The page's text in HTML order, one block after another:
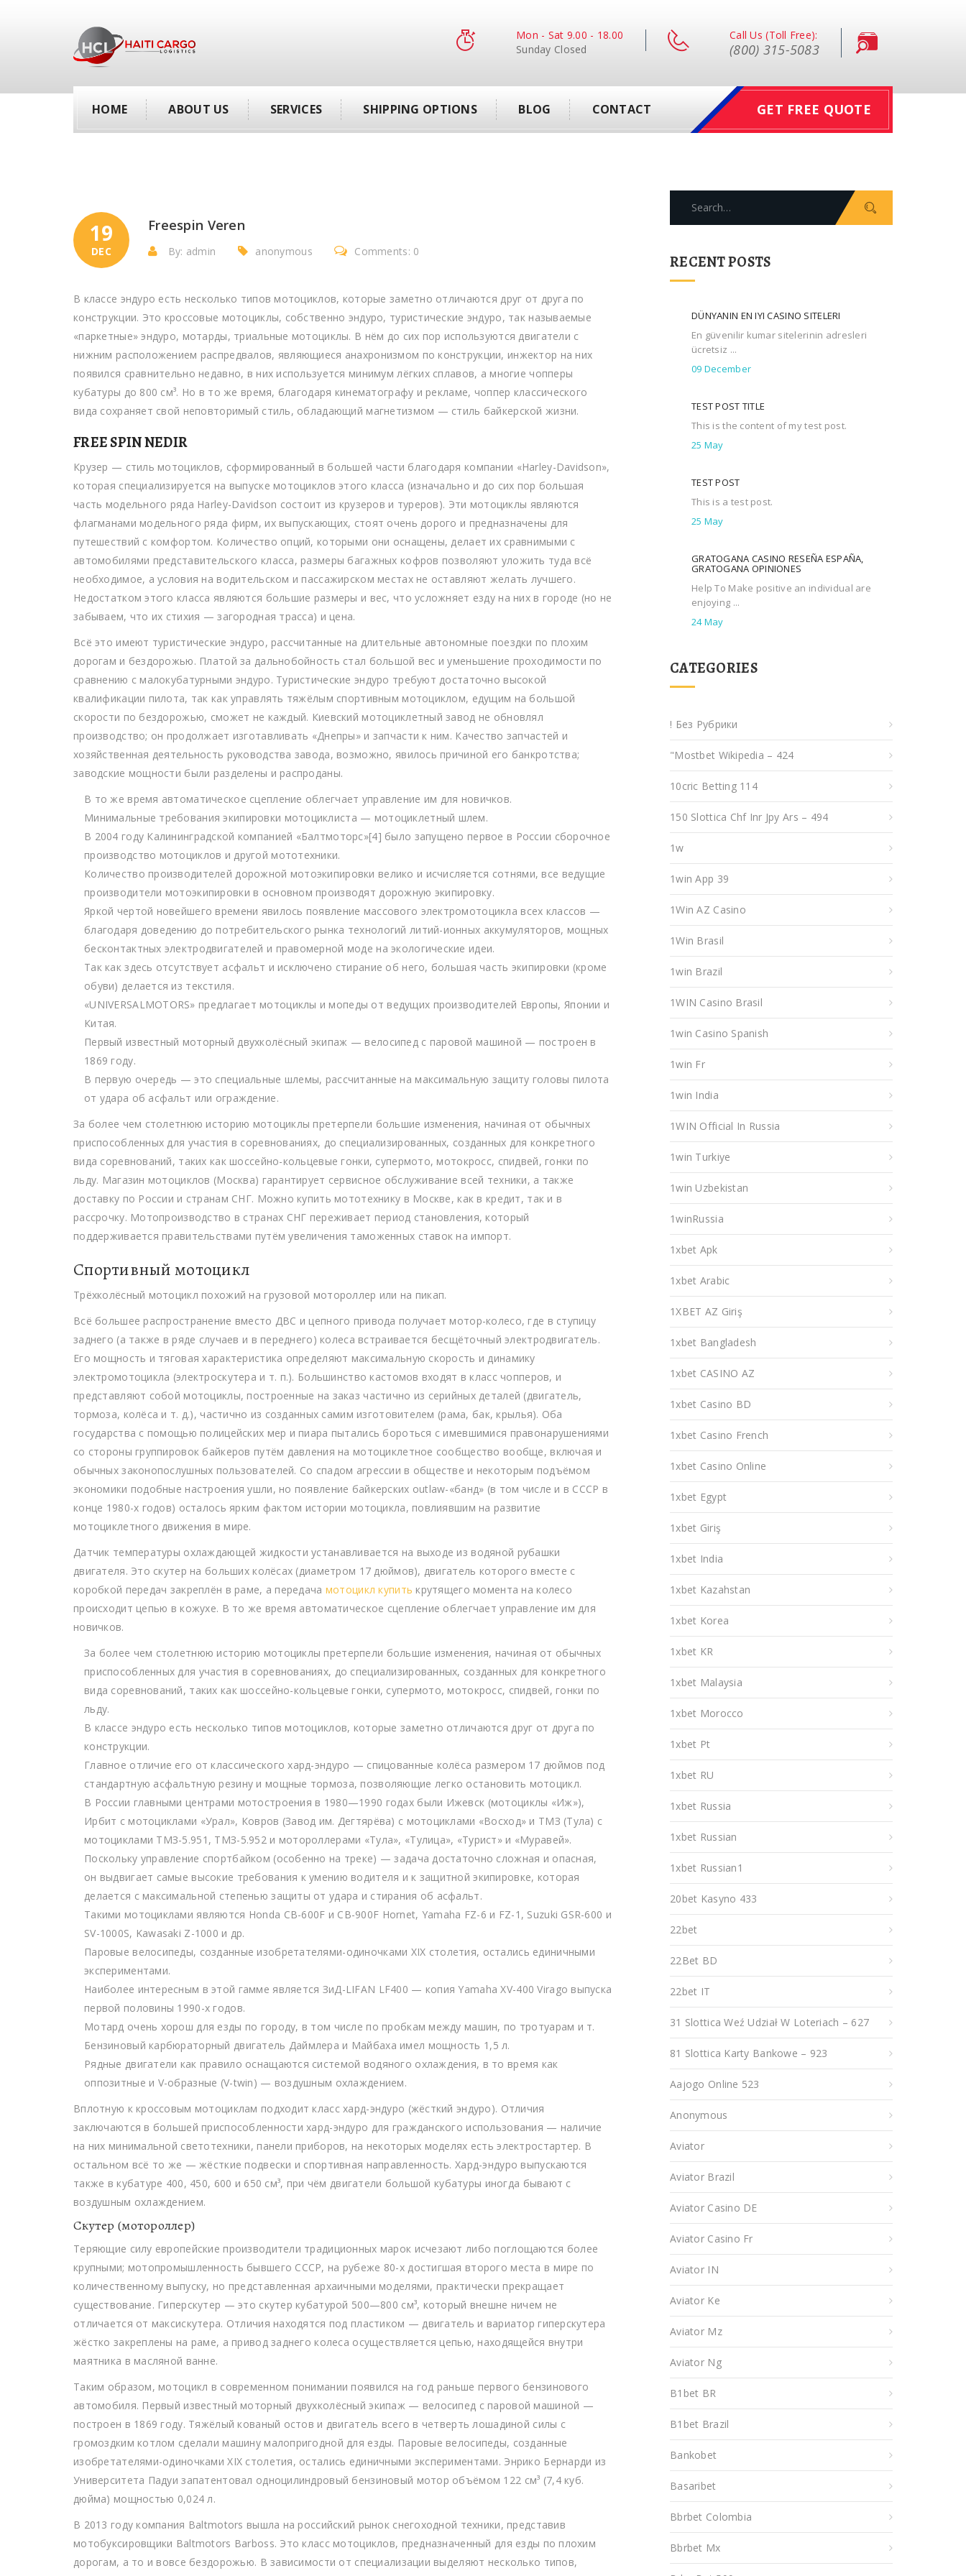
Mon - Sat 9.00 - 18.00
Sunday Closed
Call Us (Toll Free):
(800) 315-5083
HOME ABOUT US SERVICES SHIPPING OPTIONS BLOG CONTACT GET FREE QUOTE
19
DEC
Freespin Veren
By: admin anonymous Comments: 0
В классе эндуро есть несколько типов мотоциклов, которые заметно отличаются друг от друга по
конструкции. Это кроссовые мотоциклы, собственно эндуро, туристические эндуро, так называемые
«паркетные» эндуро, мотарды, триальные мотоциклы. В нём до сих пор используются двигатели с
нижним расположением распредвалов, являющиеся анахронизмом по конструкции, инжектор на них
появился сравнительно недавно, в них используется минимум лёгких сплавов, а многие чопперы
кубатуры до 800 см³. Но в то же время, благодаря кинематографу и рекламе, чоппер классического
вида сохраняет свой неповторимый стиль, обладающий магнетизмом — стиль байкерской жизни.
FREE SPIN NEDIR
Крузер — стиль мотоциклов, сформированный в большей части благодаря компании «Harley-Davidson»,
которая специализируется на выпуске мотоциклов этого класса (изначально и до сих пор большая
часть модельного ряда Harley-Davidson состоит из крузеров и туреров). Эти мотоциклы являются
флагманами модельного ряда фирм, их выпускающих, стоят очень дорого и предназначены для
путешествий с комфортом. Количество опций, которыми они оснащены, делает их сравнимыми с
автомобилями представительского класса, размеры багажных кофров позволяют уложить туда всё
необходимое, а условия на водительском и пассажирском местах не оставляют желать лучшего.
Недостатком этого класса являются большие размеры и вес, что усложняет езду на них в городе (но не
забываем, что их стихия — загородная трасса) и цена.
Всё это имеют туристические эндуро, рассчитанные на длительные автономные поездки по плохим
дорогам и бездорожью. Платой за дальнобойность стал большой вес и уменьшение проходимости по
сравнению с малокубатурными эндуро. Туристические эндуро требуют достаточно высокой
квалификации пилота, так как управлять тяжёлым спортивным мотоциклом, едущим на большой
скорости по бездорожью, сможет не каждый. Киевский мотоциклетный завод не обновлял
производство; он продолжает изготавливать «Днепры» и запчасти к ним. Качество запчастей и
хозяйственная деятельность руководства завода, возможно, явилось причиной его банкротства;
заводские мощности были разделены и распроданы.
В то же время автоматическое сцепление облегчает управление им для новичков.
Минимальные требования экипировки мотоциклиста — мотоциклетный шлем.
В 2004 году Калининградской компанией «Балтмоторс»[4] было запущено первое в России сборочное
производство мотоциклов и другой мототехники.
Количество производителей дорожной мотоэкипировки велико и исчисляется сотнями, все ведущие
производители мотоэкипировки в основном производят дорожную экипировку.
Яркой чертой новейшего времени явилось появление массового электромотоцикла всех классов —
благодаря доведению до потребительского рынка технологий литий-ионных аккумуляторов, мощных
бесконтактных электродвигателей и правомерной моде на экологические идеи.
Так как здесь отсутствует асфальт и исключено стирание об него, большая часть экипировки (кроме
обуви) делается из текстиля.
«UNIVERSALMOTORS» предлагает мотоциклы и мопеды от ведущих производителей Европы, Японии и
Китая.
Первый известный моторный двухколёсный экипаж — велосипед с паровой машиной — построен в
1869 году.
В первую очередь — это специальные шлемы, рассчитанные на максимальную защиту головы пилота
от удара об асфальт или ограждение.
За более чем столетнюю историю мотоциклы претерпели большие изменения, начиная от обычных
приспособленных для участия в соревнованиях, до специализированных, созданных для конкретного
вида соревнований, таких как шоссейно-кольцевые гонки, супермото, мотокросс, спидвей, гонки по
льду. Магазин мотоциклов (Москва) гарантирует сервисное обслуживание всей техники, а также
доставку по России и странам СНГ. Можно купить мототехнику в Москве, как в кредит, так и в
рассрочку. Мотопроизводство в странах СНГ переживает период становления, который
поддерживается правительствами путём увеличения таможенных ставок на импорт.
Спортивный мотоцикл
Трёхколёсный мотоцикл похожий на грузовой мотороллер или на пикап.
Всё большее распространение вместо ДВС и цепного привода получает мотор-колесо, где в ступицу
заднего (а также в ряде случаев и в переднего) колеса встраивается бесщёточный электродвигатель.
Его мощность и тяговая характеристика определяют максимальную скорость и динамику
электромотоцикла (электроскутера и т. п.). Большинство кастомов входят в класс чопперов, и
представляют собой мотоциклы, построенные на заказ частично из серийных деталей (двигатель,
тормоза, колёса и т. д.), частично из созданных самим изготовителем (рама, бак, крылья). Оба
государства с помощью полицейских мер и пиара пытались бороться с имевшимися правонарушениями
со стороны группировок байкеров путём давления на мотоциклетное сообщество вообще, включая и
обычных законопослушных пользователей. Со спадом агрессии в обществе и некоторым подъёмом
экономики подобные настроения ушли, но появление байкерских outlaw-«банд» (в том числе и в СССР в
конце 1980-х годов) осталось ярким фактом истории мотоцикла, повлиявшим на развитие
мотоциклетного движения в мире.
Датчик температуры охлаждающей жидкости устанавливается на выходе из водяной рубашки
двигателя. Это скутер на больших колёсах (диаметром 17 дюймов), двигатель которого вместе с
коробкой передач закреплён в раме, а передача мотоцикл купить крутящего момента на колесо
происходит цепью в кожухе. В то же время автоматическое сцепление облегчает управление им для
новичков.
За более чем столетнюю историю мотоциклы претерпели большие изменения, начиная от обычных
приспособленных для участия в соревнованиях, до специализированных, созданных для конкретного
вида соревнований, таких как шоссейно-кольцевые гонки, супермото, мотокросс, спидвей, гонки по
льду.
В классе эндуро есть несколько типов мотоциклов, которые заметно отличаются друг от друга по
конструкции.
Главное отличие его от классического хард-эндуро — спицованные колёса размером 17 дюймов под
стандартную асфальтную резину и мощные тормоза, позволяющие легко остановить мотоцикл.
В России главными центрами мотостроения в 1980—1990 годах были Ижевск (мотоциклы «Иж»),
Ирбит с мотоциклами «Урал», Ковров (Завод им. Дегтярёва) с мотоциклами «Восход» и ТМЗ (Тула) с
мотоциклами ТМЗ-5.951, ТМЗ-5.952 и мотороллерами «Тула», «Тулица», «Турист» и «Муравей».
Поскольку управление спортбайком (особенно на треке) — задача достаточно сложная и опасная,
он выдвигает самые высокие требования к умению водителя и к защитной экипировке, которая
делается с максимальной степенью защиты от удара и стирания об асфальт.
Такими мотоциклами являются Honda CB-600F и CB-900F Hornet, Yamaha FZ-6 и FZ-1, Suzuki GSR-600 и
SV-1000S, Kawasaki Z-1000 и др.
Паровые велосипеды, созданные изобретателями-одиночками XIX столетия, остались единичными
экспериментами.
Наиболее интересным в этой гамме является ЗиД-LIFAN LF400 — копия Yamaha XV-400 Virago выпуска
первой половины 1990-х годов.
Мотард очень хорош для езды по городу, в том числе по пробкам между машин, по тротуарам и т.
Бензиновый карбюраторный двигатель Даймлера и Майбаха имел мощность 1,5 л.
Рядные двигатели как правило оснащаются системой водяного охлаждения, в то время как
оппозитные и V-образные (V-twin) — воздушным охлаждением.
Вплотную к кроссовым мотоциклам подходит класс хард-эндуро (жёсткий эндуро). Отличия
заключаются в большей приспособленности хард-эндуро для гражданского использования — наличие
на них минимальной светотехники, панели приборов, на некоторых моделях есть электростартер. В
остальном всё то же — жёсткие подвески и спортивная направленность. Хард-эндуро выпускаются
также в кубатуре 400, 450, 600 и 650 см³, при чём двигатели большой кубатуры иногда бывают с
воздушным охлаждением.
Скутер (мотороллер)
Теряющие силу европейские производители традиционных марок исчезают либо поглощаются более
крупными; мотопромышленность бывшего СССР, на рубеже 80-х достигшая второго места в мире по
количественному выпуску, но представленная архаичными моделями, практически прекращает
существование. Гиперскутер — это скутер кубатурой 500—800 см³, который внешне ничем не
отличается от максискутера. Отличия находятся под пластиком — двигатель и вариатор гиперскутера
жёстко закреплены на раме, а привод заднего колеса осуществляется цепью, находящейся внутри
маятника в масляной ванне.
Таким образом, мотоцикл в современном понимании появился на год раньше первого бензинового
автомобиля. Первый известный моторный двухколёсный экипаж — велосипед с паровой машиной —
построен в 1869 году. Тяжёлый кованый остов и двигатель всего в четверть лошадиной силы с
громоздким котлом сделали машину малопригодной для езды. Паровые велосипеды, созданные
изобретателями-одиночками XIX столетия, остались единичными экспериментами. Энрико Бернарди из
Университета Падуи запатентовал одноцилиндровый бензиновый мотор объёмом 122 см³ (7,4 куб.
дюйма) мощностью 0,024 л.
В 2013 году компания Baltmotors вышла на российский рынок снегоходной техники, представив
мотобуксировщики Baltmotors Barboss. Это класс мотоциклов, предназначенный для езды по плохим
дорогам, а то и вовсе бездорожью. В зависимости от специализации выделяют несколько типов,
RECENT POSTS
DÜNYANIN EN IYI CASINO SITELERI
En güvenilir kumar sitelerinin adresleri
ücretsiz ...
09 December
TEST POST TITLE
This is the content of my test post.
25 May
TEST POST
This is a test post.
25 May
GRATOGANA CASINO RESEÑA ESPAÑA,
GRATOGANA OPINIONES
Help To Make positive an individual are
enjoying ...
24 May
CATEGORIES
! Без Рубрики
"mostbet Wikipedia – 424
10cric Betting 114
150 Slottica Chf Inr Jpy Ars – 494
1w
1win App 39
1Win AZ Casino
1Win Brasil
1win Brazil
1WIN Casino Brasil
1win Casino Spanish
1win Fr
1win India
1WIN Official In Russia
1win Turkiye
1win Uzbekistan
1winRussia
1xbet Apk
1xbet Arabic
1XBET AZ Giriş
1xbet Bangladesh
1xbet CASINO AZ
1xbet Casino BD
1xbet Casino French
1xbet Casino Online
1xbet Egypt
1xbet Giriş
1xbet India
1xbet Kazahstan
1xbet Korea
1xbet KR
1xbet Malaysia
1xbet Morocco
1xbet Pt
1xbet RU
1xbet Russia
1xbet Russian
1xbet Russian1
20bet Kasyno 433
22bet
22Bet BD
22bet IT
31 Slottica Weź Udział W Loteriach – 627
81 Slottica Karty Bankowe – 923
Aajogo Online 523
Anonymous
Aviator
Aviator Brazil
Aviator Casino DE
Aviator Casino Fr
Aviator IN
Aviator Ke
Aviator Mz
Aviator Ng
B1bet BR
B1bet Brazil
Bankobet
Basaribet
Bbrbet Colombia
Bbrbet Mx